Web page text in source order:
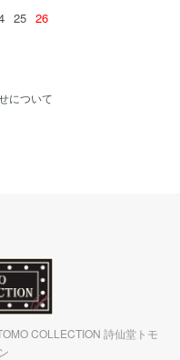
25 26
について
COLLECTION 詩仙堂トモ